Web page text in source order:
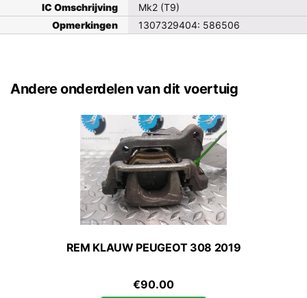
IC Omschrijving
Mk2 (T9)
Opmerkingen
1307329404: 586506
Andere onderdelen van dit voertuig
REM KLAUW PEUGEOT 308 2019
€90.00